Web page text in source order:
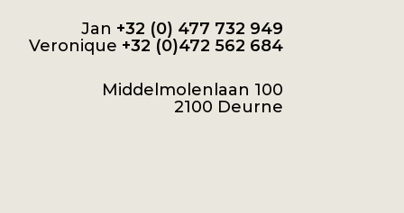
Jan +32 (0) 477 732 949
Veronique +32 (0)472 562 684
Middelmolenlaan 100
2100 Deurne